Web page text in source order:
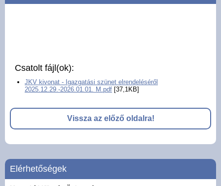
Választási információk
Civil szervezetek
Felhívások
Turizmus
Csatolt fájl(ok):
JKV kivonat - Igazgatási szünet elrendeléséről
2025.12.29.-2026.01.01. M.pdf [37,1KB]
Vissza az előző oldalra!
Elérhetőségek